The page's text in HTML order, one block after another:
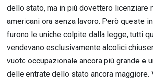
dello stato, ma in più dovettero licenziare
americani ora senza lavoro. Però queste
furono le uniche colpite dalla legge, tutti
vendevano esclusivamente alcolici
vuoto occupazionale ancora più grande e
delle entrate dello stato ancora maggiore.